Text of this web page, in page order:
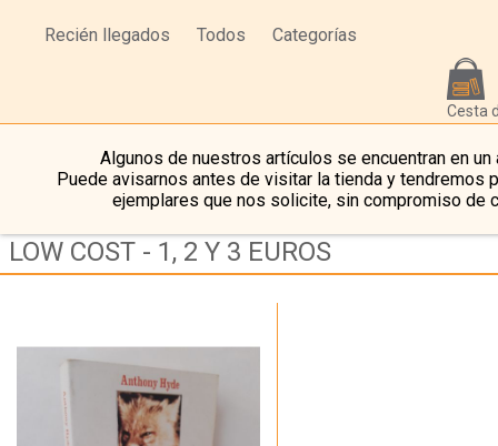
Recién llegados Todos Categorías
Cesta
Algunos de nuestros artículos se encuentran en un
Puede avisarnos antes de visitar la tienda y tendremos
ejemplares que nos solicite, sin compromiso de
LOW COST - 1, 2 Y 3 EUROS